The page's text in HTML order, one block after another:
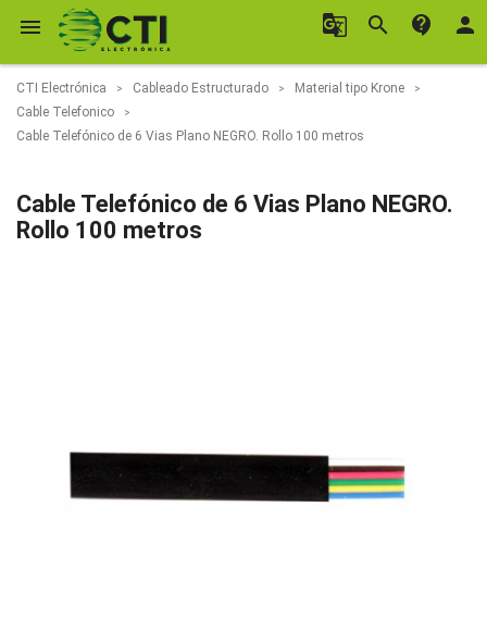
 g_translate search contact_support person
CTI Electrónica Cableado Estructurado
Material tipo Krone
Cable Telefonico
Cable Telefónico de 6 Vias Plano NEGRO. Rollo 100 metros
Cable Telefónico de 6 Vias Plano NEGRO.
Rollo 100 metros